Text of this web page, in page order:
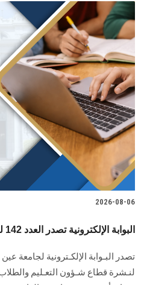
2026-08-06
البوابة الإلكترونية تصدر العدد 142 لنشرة قطاع التعليم والطلاب